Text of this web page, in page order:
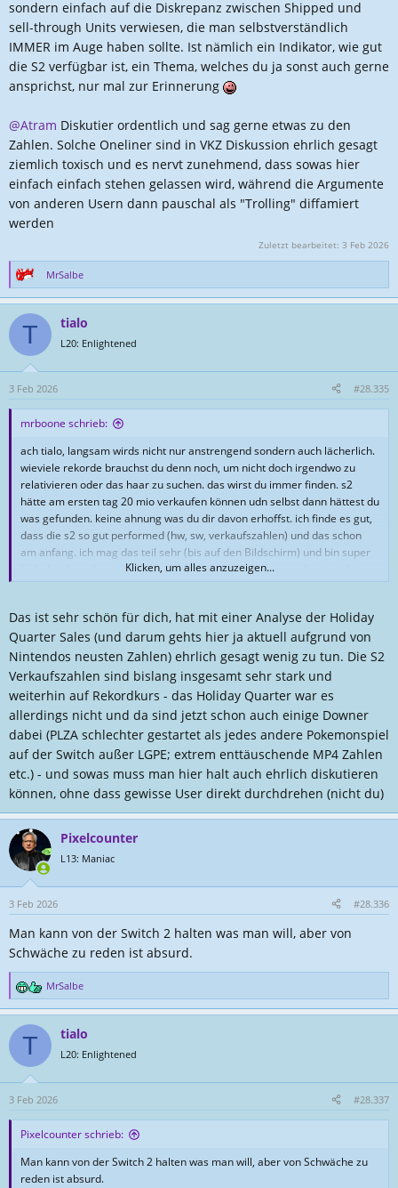
sondern einfach auf die Diskrepanz zwischen Shipped und
sell-through Units verwiesen, die man selbstverständlich
IMMER im Auge haben sollte. Ist nämlich ein Indikator, wie gut
die S2 verfügbar ist, ein Thema, welches du ja sonst auch gerne
ansprichst, nur mal zur Erinnerung
@Atram Diskutier ordentlich und sag gerne etwas zu den
Zahlen. Solche Oneliner sind in VKZ Diskussion ehrlich gesagt
ziemlich toxisch und es nervt zunehmend, dass sowas hier
einfach einfach stehen gelassen wird, während die Argumente
von anderen Usern dann pauschal als "Trolling" diffamiert
werden
Zuletzt bearbeitet: 3 Feb 2026
R
e
o
n
MrSalbe
T tialo
L20: Enlightened
3 Feb 2026 #28.335
mrboone schrieb:
ach tialo, langsam wirds nicht nur anstrengend sondern auch lächerlich.
wieviele rekorde brauchst du denn noch, um nicht doch irgendwo zu
relativieren oder das haar zu suchen. das wirst du immer finden. s2
hätte am ersten tag 20 mio verkaufen können udn selbst dann hättest du
was gefunden. keine ahnung was du dir davon erhoffst. ich finde es gut,
dass die s2 so gut performed (hw, sw, verkaufszahlen) und das schon
am anfang. ich mag das teil sehr (bis auf den Bildschirm) und bin super
froh darüber, dass jetzt auch die 3rds auf die s2 setzen udn sie nicht
mehr ignorieren wenn es um die zukunft geht. das kann für uns alle ja
Klicken, um alles anzuzeigen...
Das ist sehr schön für dich, hat mit einer Analyse der Holiday
Quarter Sales (und darum gehts hier ja aktuell aufgrund von
Nintendos neusten Zahlen) ehrlich gesagt wenig zu tun. Die S2
Verkaufszahlen sind bislang insgesamt sehr stark und
weiterhin auf Rekordkurs - das Holiday Quarter war es
allerdings nicht und da sind jetzt schon auch einige Downer
dabei (PLZA schlechter gestartet als jedes andere Pokemonspiel
auf der Switch außer LGPE; extrem enttäuschende MP4 Zahlen
etc.) - und sowas muss man hier halt auch ehrlich diskutieren
können, ohne dass gewisse User direkt durchdrehen (nicht du)
Pixelcounter
L13: Maniac
3 Feb 2026 #28.336
Man kann von der Switch 2 halten was man will, aber von
Schwäche zu reden ist absurd.
R
e
o
n
MrSalbe
T tialo
L20: Enlightened
3 Feb 2026 #28.337
Pixelcounter schrieb:
Man kann von der Switch 2 halten was man will, aber von Schwäche zu
reden ist absurd.